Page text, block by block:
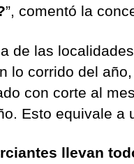
”, comentó la
de las
lo corrido del
con corte al
Esto equivale a
llevan